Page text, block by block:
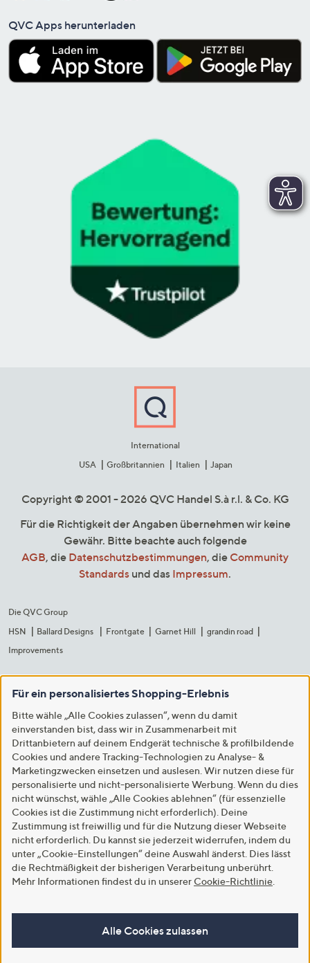
QVC Apps herunterladen
International
USA
Großbritannien Italien Japan
Copyright © 2001 - 2026 QVC Handel S.à r.l. & Co. KG
Für die Richtigkeit der Angaben übernehmen wir keine
Gewähr. Bitte beachte auch folgende
AGB, die Datenschutzbestimmungen, die Community
Standards und das Impressum.
Die QVC Group
HSN
Ballard Designs Frontgate Garnet Hill
grandin road
Improvements
Für ein personalisiertes Shopping-Erlebnis
Bitte wähle „Alle Cookies zulassen“, wenn du damit
einverstanden bist, dass wir in Zusammenarbeit mit
Drittanbietern auf deinem Endgerät technische & profilbildende
Cookies und andere Tracking-Technologien zu Analyse- &
Marketingzwecken einsetzen und auslesen. Wir nutzen diese für
personalisierte und nicht-personalisierte Werbung. Wenn du dies
nicht wünschst, wähle „Alle Cookies ablehnen“ (für essenzielle
Cookies ist die Zustimmung nicht erforderlich). Deine
Zustimmung ist freiwillig und für die Nutzung dieser Webseite
nicht erforderlich. Du kannst sie jederzeit widerrufen, indem du
unter „Cookie-Einstellungen“ deine Auswahl änderst. Dies lässt
die Rechtmäßigkeit der bisherigen Verarbeitung unberührt.
Mehr Informationen findest du in unserer Cookie-Richtlinie
Alle Cookies zulassen